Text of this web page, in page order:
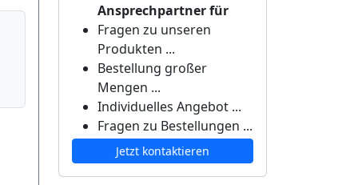
Ansprechpartner für
Fragen zu unseren
Produkten ...
Bestellung großer
Mengen ...
Individuelles Angebot ...
Fragen zu Bestellungen ...
Jetzt kontaktieren